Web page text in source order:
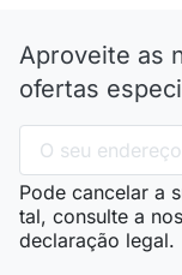
Aproveite as
ofertas
Pode cancelar a
tal, consulte a
declaração legal.